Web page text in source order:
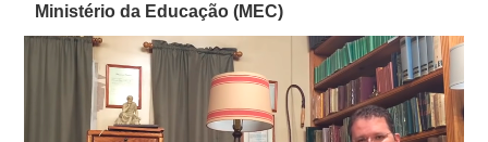
Ministério da Educação (MEC)